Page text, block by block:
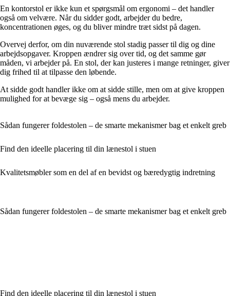
En kontorstol er ikke kun et spørgsmål om ergonomi – det handler
også om velvære. Når du sidder godt, arbejder du bedre,
koncentrationen øges, og du bliver mindre træt sidst på dagen.
Overvej derfor, om din nuværende stol stadig passer til dig og dine
arbejdsopgaver. Kroppen ændrer sig over tid, og det samme gør
måden, vi arbejder på. En stol, der kan justeres i mange retninger, giver
dig frihed til at tilpasse den løbende.
At sidde godt handler ikke om at sidde stille, men om at give kroppen
mulighed for at bevæge sig – også mens du arbejder.
Sådan fungerer foldestolen – de smarte mekanismer bag et enkelt greb
Find den ideelle placering til din lænestol i stuen
Kvalitetsmøbler som en del af en bevidst og bæredygtig indretning
Sådan fungerer foldestolen – de smarte mekanismer bag et enkelt greb
Find den ideelle placering til din lænestol i stuen